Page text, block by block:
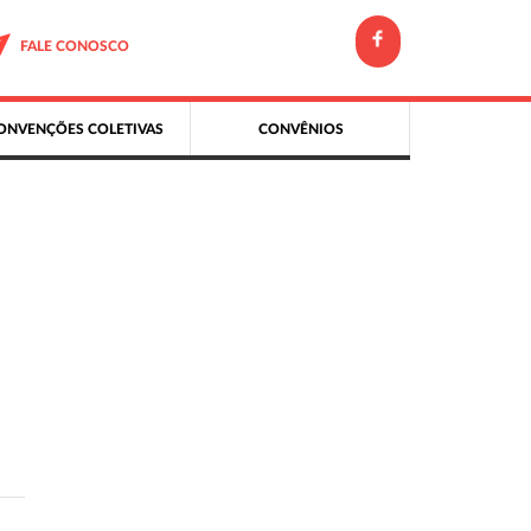
FALE CONOSCO
COLETIVAS CONVÊNIOS